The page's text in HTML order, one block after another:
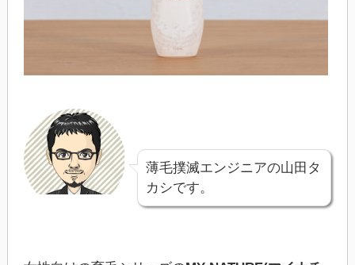
薄毛撲滅エンジニアの山田タ
カシです。